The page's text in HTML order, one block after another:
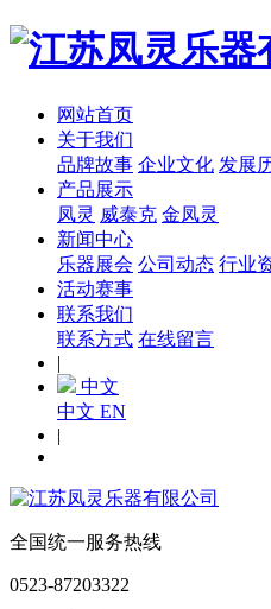
网站首页
关于我们
品牌故事 企业文化 发展
产品展示
凤灵 威泰克 金凤灵
新闻中心
乐器展会 公司动态 行业
活动赛事
联系我们
联系方式 在线留言
|
中文
中文 EN
|
全国统一服务热线
0523-87203322